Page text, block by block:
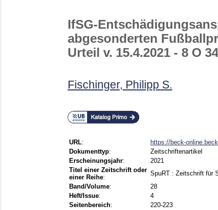
IfSG-
abgesonderten
Urteil v. 15.4.2021 - 8 O
Fischinger, Philipp S.
URL:
https://beck-
Dokumenttyp:
Zeitschriftenartikel
Erscheinungsjahr:
2021
Titel einer Zeitschrift oder
einer Reihe:
SpuRT : Zeitschrift für
Band/Volume:
28
Heft/Issue:
4
Seitenbereich:
220-223